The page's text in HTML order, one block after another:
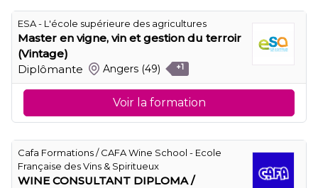
ESA - L'école supérieure des agricultures
Master en vigne, vin et gestion du terroir
(Vintage)
Diplômante
Angers (49) +1
Voir la formation
Cafa Formations / CAFA Wine School - Ecole
Française des Vins & Spiritueux
WINE CONSULTANT DIPLOMA /